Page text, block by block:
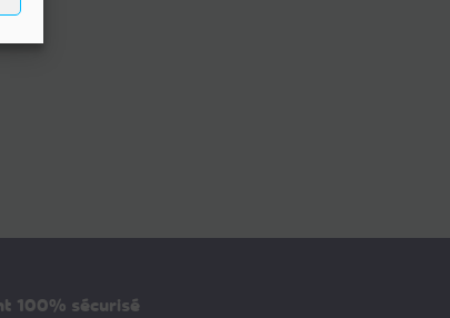
100% sécurisé